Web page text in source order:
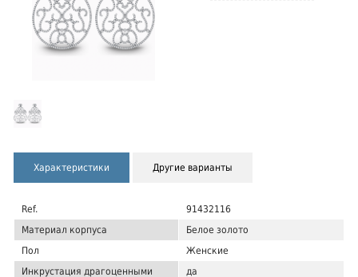
Характеристики Другие варианты
Ref.
91432116
Материал корпуса
Белое золото
Пол
Женские
Инкрустация драгоценными
да